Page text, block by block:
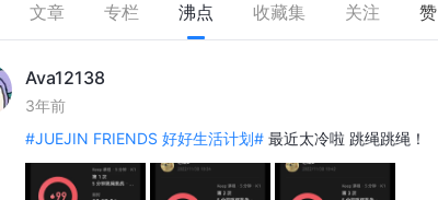
文章 专栏 沸点 收藏集 关注 赞
Ava12138
3年前
#JUEJIN FRIENDS 好好生活计划# 最近太冷啦 跳绳跳绳！